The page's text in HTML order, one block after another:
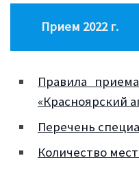
Прием 2022 г.
Правила
«Красноярский
Перечень
Количество